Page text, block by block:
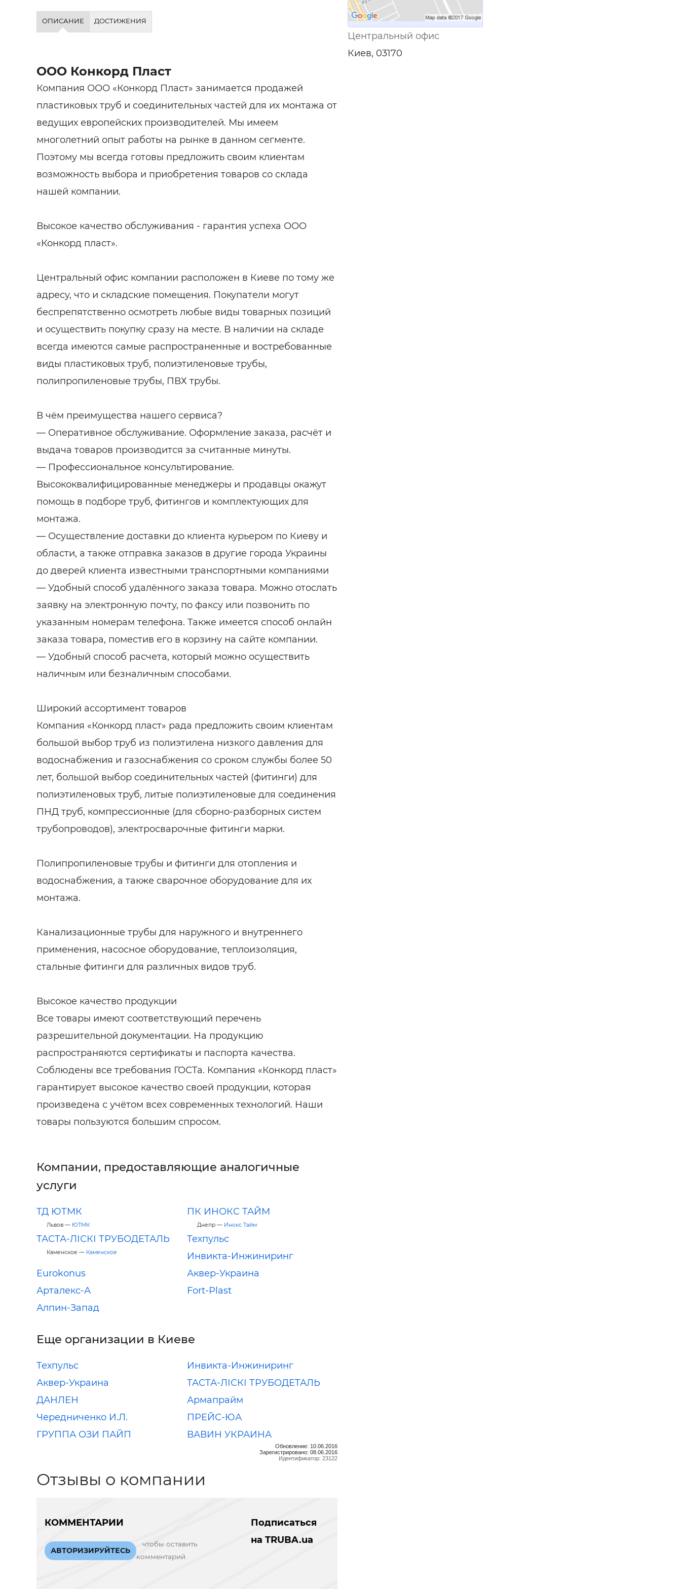
ОПИСАНИЕ ДОСТИЖЕНИЯ
ООО Конкорд Пласт
Компания ООО «Конкорд Пласт» занимается продажей
пластиковых труб и соединительных частей для их монтажа от
ведущих европейских производителей. Мы имеем
многолетний опыт работы на рынке в данном сегменте.
Поэтому мы всегда готовы предложить своим клиентам
возможность выбора и приобретения товаров со cклада
нашей компании.
Высокое качество обслуживания - гарантия успеха ООО
«Конкорд пласт».
Центральный офис компании расположен в Киеве по тому же
адресу, что и складские помещения. Покупатели могут
беспрепятственно осмотреть любые виды товарных позиций
и осуществить покупку сразу на месте. В наличии на складе
всегда имеются самые распространенные и востребованные
виды пластиковых труб, полиэтиленовые трубы,
полипропиленовые трубы, ПВХ трубы.
В чём преимущества нашего сервиса?
— Оперативное обслуживание. Оформление заказа, расчёт и
выдача товаров производится за считанные минуты.
— Профессиональное консультирование.
Высококвалифицированные менеджеры и продавцы окажут
помощь в подборе труб, фитингов и комплектующих для
монтажа.
— Осуществление доставки до клиента курьером по Киеву и
области, а также отправка заказов в другие города Украины
до дверей клиента известными транспортными компаниями
— Удобный способ удалённого заказа товара. Можно отослать
заявку на электронную почту, по факсу или позвонить по
указанным номерам телефона. Также имеется способ онлайн
заказа товара, поместив его в корзину на сайте компании.
— Удобный способ расчета, который можно осуществить
наличным или безналичным способами.
Широкий ассортимент товаров
Компания «Конкорд пласт» рада предложить своим клиентам
большой выбор труб из полиэтилена низкого давления для
водоснабжения и газоснабжения со сроком службы более 50
лет, большой выбор соединительных частей (фитинги) для
полиэтиленовых труб, литые полиэтиленовые для соединения
ПНД труб, компрессионные (для сборно-разборных систем
трубопроводов), электросварочные фитинги марки.
Полипропиленовые трубы и фитинги для отопления и
водоснабжения, а также сварочное оборудование для их
монтажа.
Канализационные трубы для наружного и внутреннего
применения, насосное оборудование, теплоизоляция,
стальные фитинги для различных видов труб.
Высокое качество продукции
Все товары имеют соответствующий перечень
разрешительной документации. На продукцию
распространяются сертификаты и паспорта качества.
Соблюдены все требования ГОСТа. Компания «Конкорд пласт»
гарантирует высокое качество своей продукции, которая
произведена с учётом всех современных технологий. Наши
товары пользуются большим спросом.
Компании, предоставляющие аналогичные
услуги
ТД ЮТМК
Львов — ЮТМК
ПК ИНОКС ТАЙМ
Днепр — Инокс Тайм
ТАСТА-ЛІСКІ ТРУБОДЕТАЛЬ
Каменское — Каменское
Техпульс
Инвикта-Инжиниринг
Eurokonus
Аквер-Украина
Арталекс-А
Fort-Plast
Алпин-Запад
Еще организации в Киеве
Техпульс
Инвикта-Инжиниринг
Аквер-Украина
ТАСТА-ЛІСКІ ТРУБОДЕТАЛЬ
ДАНЛЕН
Армапрайм
Чередниченко И.Л.
ПРЕЙС-ЮА
ГРУППА ОЗИ ПАЙП
ВАВИН УКРАИНА
Обновление: 10.06.2016
Зарегистрировано: 08.06.2016
Идентификатор: 23122
Отзывы о компании
КОММЕНТАРИИ
АВТОРИЗИРУЙТЕСЬ
чтобы оставить
комментарий
Подписаться
на TRUBA.ua
Центральный офис
Киев, 03170